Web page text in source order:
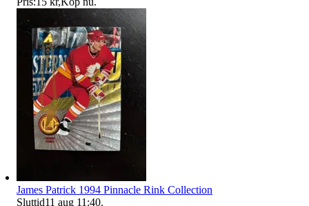
James Patrick 1994 Pinnacle Rink Collection
Sluttid11 aug 11:40.